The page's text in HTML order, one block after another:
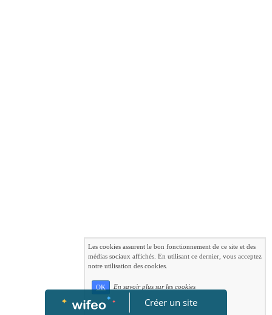
Créer un site
Les cookies assurent le bon fonctionnement de ce site et des
médias sociaux affichés. En utilisant ce dernier, vous acceptez
notre utilisation des cookies.
OK En savoir plus sur les cookies